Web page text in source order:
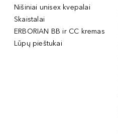
Nišiniai unisex kvepalai
Skaistalai
ERBORIAN BB ir CC kremas
Lūpų pieštukai